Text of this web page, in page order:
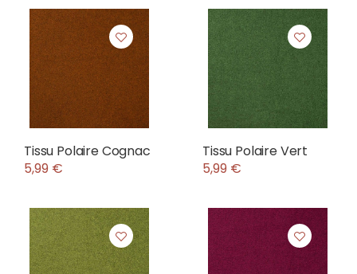
Tissu Polaire Cognac
5,99 €
Tissu Polaire Vert
5,99 €